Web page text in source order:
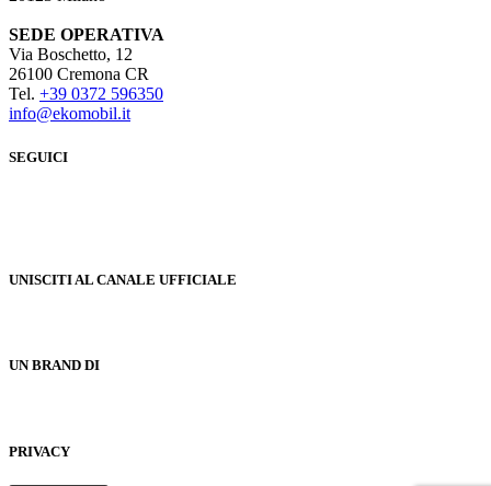
SEDE OPERATIVA
Via Boschetto, 12
26100 Cremona CR
Tel. +39 0372 596350
info@ekomobil.it
SEGUICI
UNISCITI AL CANALE UFFICIALE
UN BRAND DI
PRIVACY